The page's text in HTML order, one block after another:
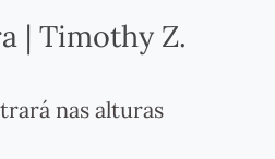
| Timothy Z.
nas alturas